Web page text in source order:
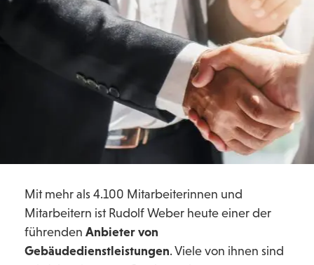
Mit mehr als 4.100 Mitarbeiterinnen und
Mitarbeitern ist Rudolf Weber heute einer der
führenden Anbieter von
Gebäudedienstleistungen. Viele von ihnen sind